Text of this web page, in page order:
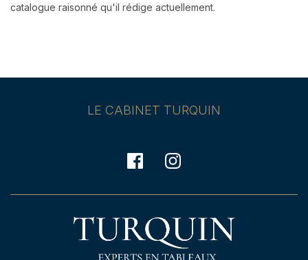
catalogue raisonné qu'il rédige actuellement.
LE CABINET TURQUIN